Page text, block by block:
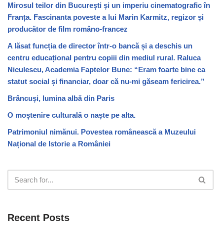
Mirosul teilor din București și un imperiu cinematografic în
Franța. Fascinanta poveste a lui Marin Karmitz, regizor și
producător de film româno-francez
A lăsat funcția de director într-o bancă și a deschis un
centru educațional pentru copiii din mediul rural. Raluca
Niculescu, Academia Faptelor Bune: “Eram foarte bine ca
statut social și financiar, doar că nu-mi găseam fericirea.”
Brâncuși, lumina albă din Paris
O moștenire culturală o naște pe alta.
Patrimoniul nimănui. Povestea românească a Muzeului
Național de Istorie a României
Recent Posts